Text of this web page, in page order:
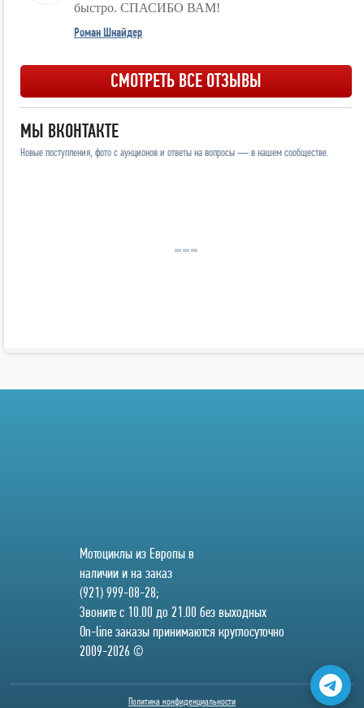
быстро. СПАСИБО ВАМ!
Роман Шнайдер
СМОТРЕТЬ ВСЕ ОТЗЫВЫ
МЫ ВКОНТАКТЕ
Новые поступления, фото с аукционов и ответы на вопросы — в нашем сообществе.
Мотоциклы из Европы в
наличии и на заказ
(921) 999-08-28;
Звоните с 10.00 до 21.00 без выходных
On-line заказы принимаются круглосуточно
2009-2026 ©
Политика конфиденциальности